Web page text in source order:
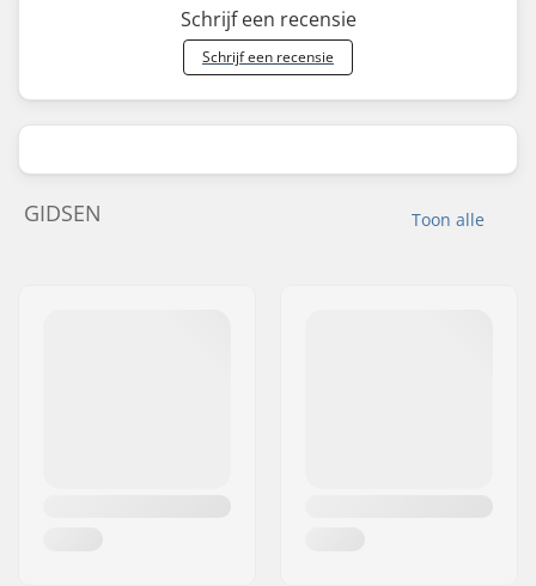
Schrijf een recensie
Schrijf een recensie
Toon alle
GIDSEN